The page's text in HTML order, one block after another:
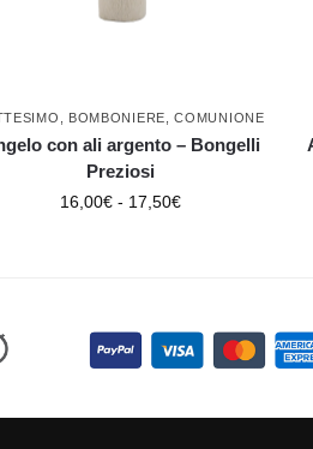
BOMBONIERE ,COMUNIONE
con ali argento – Bongelli
Preziosi
16,00€ - 17,50€